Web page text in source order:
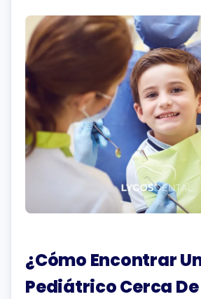
¿Cómo Encontrar
Pediátrico Cerca De